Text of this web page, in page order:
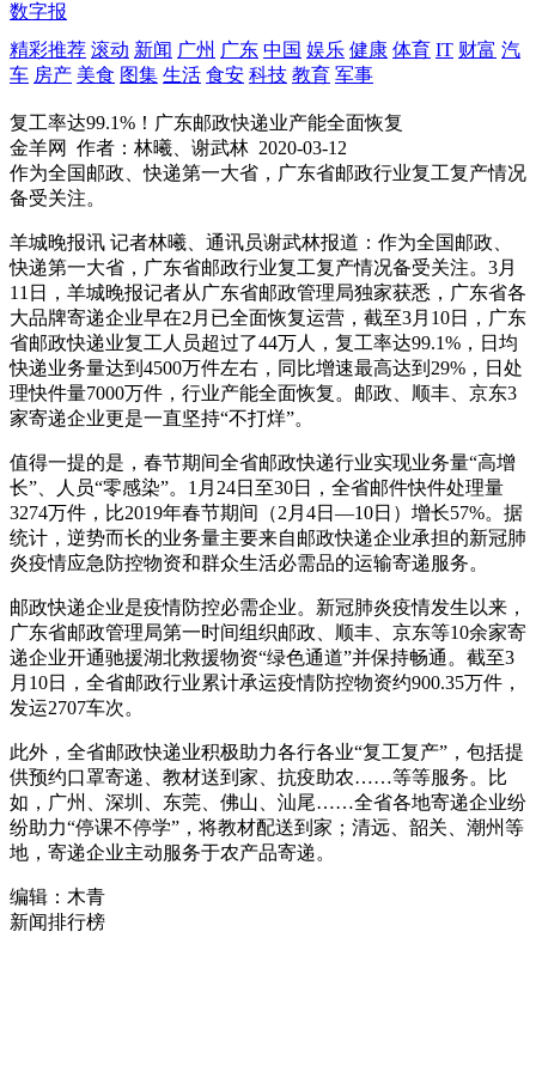
数字报
精彩推荐 滚动 新闻 广州 广东 中国 娱乐 健康 体育 IT 财富 汽
车 房产 美食 图集 生活 食安 科技 教育 军事
复工率达99.1%！广东邮政快递业产能全面恢复
金羊网
作者：林曦、谢武林 2020-03-12
作为全国邮政、快递第一大省，广东省邮政行业复工复产情况
备受关注。
羊城晚报讯 记者林曦、通讯员谢武林报道：作为全国邮政、
快递第一大省，广东省邮政行业复工复产情况备受关注。3月
11日，羊城晚报记者从广东省邮政管理局独家获悉，广东省各
大品牌寄递企业早在2月已全面恢复运营，截至3月10日，广东
省邮政快递业复工人员超过了44万人，复工率达99.1%，日均
快递业务量达到4500万件左右，同比增速最高达到29%，日处
理快件量7000万件，行业产能全面恢复。邮政、顺丰、京东3
家寄递企业更是一直坚持“不打烊”。
值得一提的是，春节期间全省邮政快递行业实现业务量“高增
长”、人员“零感染”。1月24日至30日，全省邮件快件处理量
3274万件，比2019年春节期间（2月4日—10日）增长57%。据
统计，逆势而长的业务量主要来自邮政快递企业承担的新冠肺
炎疫情应急防控物资和群众生活必需品的运输寄递服务。
邮政快递企业是疫情防控必需企业。新冠肺炎疫情发生以来，
广东省邮政管理局第一时间组织邮政、顺丰、京东等10余家寄
递企业开通驰援湖北救援物资“绿色通道”并保持畅通。截至3
月10日，全省邮政行业累计承运疫情防控物资约900.35万件，
发运2707车次。
此外，全省邮政快递业积极助力各行各业“复工复产”，包括提
供预约口罩寄递、教材送到家、抗疫助农……等等服务。比
如，广州、深圳、东莞、佛山、汕尾……全省各地寄递企业纷
纷助力“停课不停学”，将教材配送到家；清远、韶关、潮州等
地，寄递企业主动服务于农产品寄递。
编辑：木青
新闻排行榜